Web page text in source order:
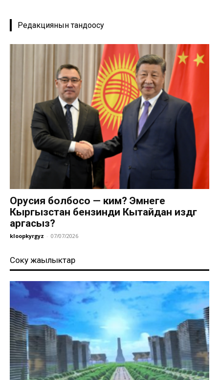
Редакциянын тандоосу
Орусия болбосо — ким? Эмнеге
Кыргызстан бензинди Кытайдан издөөгө
аргасыз?
kloopkyrgyz - 07/07/2026
Соңку жаңылыктар